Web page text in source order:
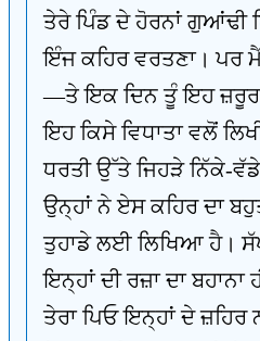
ਤੇਰੇ ਪਿੰਡ ਦੇ ਹੋਰਨਾਂ ਗੁਆਂਢੀ
ਇੰਜ ਕਹਿਰ ਵਰਤਣਾ। ਪਰ ਮੈਂ
—ਤੇ ਇਕ ਦਿਨ ਤੂੰ ਇਹ ਜ਼ਰੂਰ
ਇਹ ਕਿਸੇ ਵਿਧਾਤਾ ਵਲੋਂ
ਧਰਤੀ ਉੱਤੇ ਜਿਹੜੇ ਨਿੱਕੇ-
ਉਨ੍ਹਾਂ ਨੇ ਏਸ ਕਹਿਰ ਦਾ
ਤੁਹਾਡੇ ਲਈ ਲਿਖਿਆ ਹੈ।
ਇਨ੍ਹਾਂ ਦੀ ਰਜ਼ਾ ਦਾ
ਤੇਰਾ ਪਿਓ ਇਨ੍ਹਾਂ ਦੇ ਜ਼ਹਿਰ